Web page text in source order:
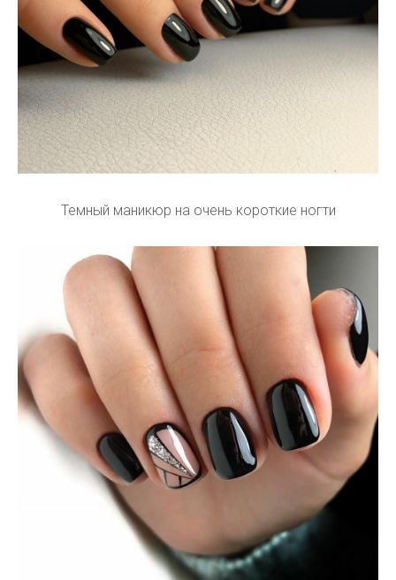
Темный маникюр на очень короткие ногти